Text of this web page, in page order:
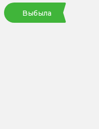
Выбыла